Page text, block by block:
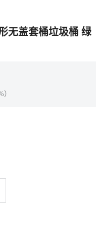
无盖套桶垃圾桶 绿
）